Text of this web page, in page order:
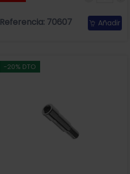
Referencia: 70607 Añadir
-20% DTO